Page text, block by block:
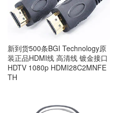
新到货500条BGI Technology原
装正品HDMI线 高清线 镀金接口
HDTV 1080p HDMI28C2MNFE
TH